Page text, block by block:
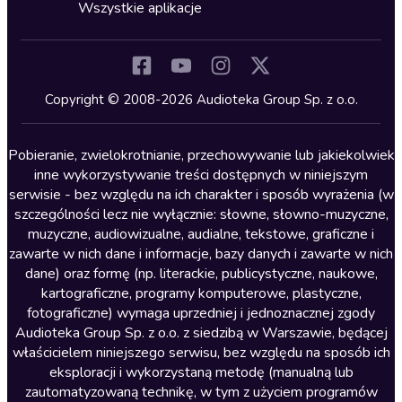
Kryminały
Lektury szkolne
Literatura anglojęzyczna
Literatura faktu
Literatura obyczajowa
Literatura piękna obca
Literatura piękna polska
Nagrania relaksacyjne
Nauka języków
Nauki humanistyczne
Wszystkie aplikacje
Copyright © 2008-2026 Audioteka Group Sp. z o.o.
Pobieranie, zwielokrotnianie, przechowywanie lub jakiekolwiek
inne wykorzystywanie treści dostępnych w niniejszym
serwisie - bez względu na ich charakter i sposób wyrażenia (w
szczególności lecz nie wyłącznie: słowne, słowno-muzyczne,
muzyczne, audiowizualne, audialne, tekstowe, graficzne i
zawarte w nich dane i informacje, bazy danych i zawarte w nich
dane) oraz formę (np. literackie, publicystyczne, naukowe,
kartograficzne, programy komputerowe, plastyczne,
fotograficzne) wymaga uprzedniej i jednoznacznej zgody
Audioteka Group Sp. z o.o. z siedzibą w Warszawie, będącej
właścicielem niniejszego serwisu, bez względu na sposób ich
eksploracji i wykorzystaną metodę (manualną lub
zautomatyzowaną technikę, w tym z użyciem programów